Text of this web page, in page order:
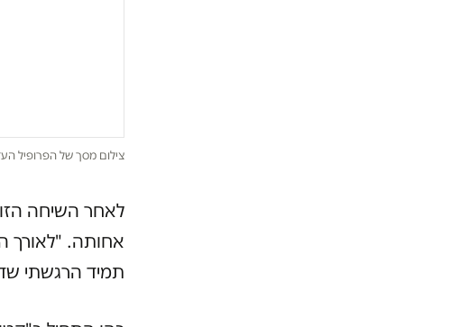
צילום מסך של הפרופיל
לאחר השיחה הזו
אחותה. "לאורך
תמיד הרגשתי